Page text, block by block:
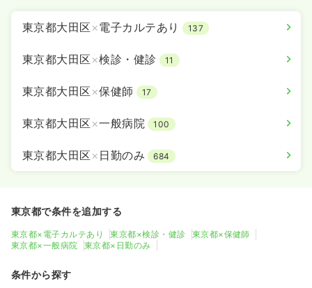
日勤のみ（パート） 一時募集休止
給与 時給1,800〜2,400円
気になる
訪問診療 正看護師
※一例
時間 8:45～17:30（休憩60分）
日祝休み
月給40万円以上可
東京都大田区 ×電子カルテあり 137
東京都大田区 ×検診・健診 11
東京都大田区 ×保健師 17
東京都大田区 ×一般病院 100
東京都大田区 × 日勤のみ 684
東京都で条件を追加する
東京都×電子カルテあり 東京都×検診・健診
東京都×保健師
東京都×一般病院
東京都×日勤のみ
条件から探す